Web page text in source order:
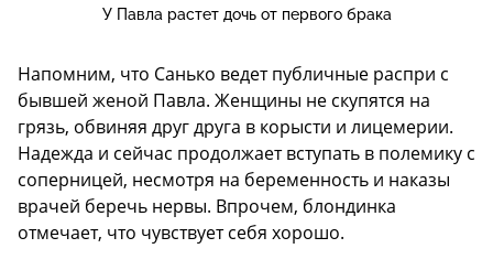
У Павла растет дочь от первого брака
Напомним, что Санько ведет публичные распри с
бывшей женой Павла. Женщины не скупятся на
грязь, обвиняя друг друга в корысти и лицемерии.
Надежда и сейчас продолжает вступать в полемику с
соперницей, несмотря на беременность и наказы
врачей беречь нервы. Впрочем, блондинка
отмечает, что чувствует себя хорошо.